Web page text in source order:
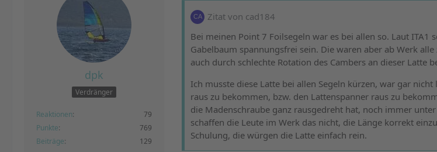
dpk
Verdränger
Reaktionen
79
Punkte
769
Beiträge
129
Zitat von cad184
Bei meinen Point 7 Foilsegeln war es bei allen so. Laut ITA1
Gabelbaum spannungsfrei sein. Die waren aber ab Werk
auch durch schlechte Rotation des Cambers an dieser Latte
Ich musste diese Latte bei allen Segeln kürzen, war gar
raus zu bekommen, bzw. den Lattenspanner raus zu
die Madenschraube ganz rausgedreht hat, noch immer unter
schaffen die Leute im Werk das nicht, die Länge korrekt
Schulung, die würgen die Latte einfach rein.